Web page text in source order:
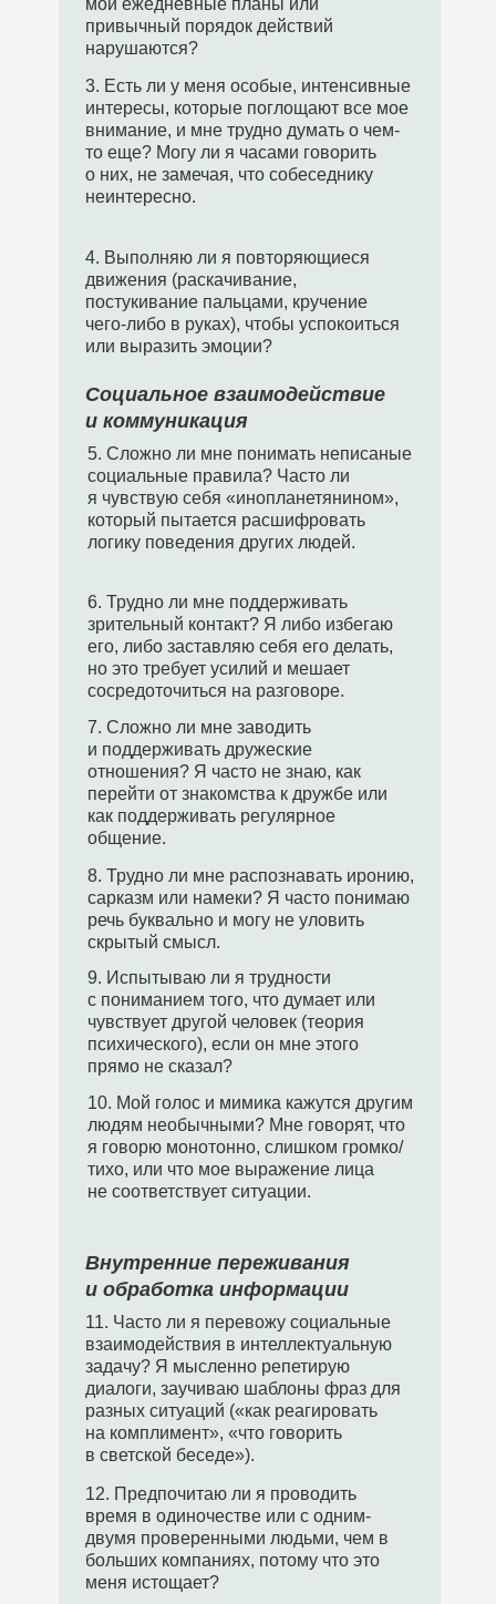
Социальное взаимодействие
и коммуникация
5. Сложно ли мне понимать неписаные
социальные правила? Часто ли
я чувствую себя «инопланетянином»,
который пытается расшифровать
логику поведения других людей.
6. Трудно ли мне поддерживать
зрительный контакт? Я либо избегаю
его, либо заставляю себя его делать,
но это требует усилий и мешает
сосредоточиться на разговоре.
7. Сложно ли мне заводить
и поддерживать дружеские
отношения? Я часто не знаю, как
перейти от знакомства к дружбе или
как поддерживать регулярное
общение.
8. Трудно ли мне распознавать иронию,
сарказм или намеки? Я часто понимаю
речь буквально и могу не уловить
скрытый смысл.
Внутренние переживания
и обработка информации
11. Часто ли я перевожу социальные
взаимодействия в интеллектуальную
задачу? Я мысленно репетирую
диалоги, заучиваю шаблоны фраз для
разных ситуаций («как реагировать
на комплимент», «что говорить
в светской беседе»).
12. Предпочитаю ли я проводить
время в одиночестве или с одним-
двумя проверенными людьми, чем в
больших компаниях, потому что это
меня истощает?
9. Испытываю ли я трудности
с пониманием того, что думает или
чувствует другой человек (теория
психического), если он мне этого
прямо не сказал?
10. Мой голос и мимика кажутся другим
людям необычными? Мне говорят, что
я говорю монотонно, слишком громко/
тихо, или что мое выражение лица
не соответствует ситуации.
мои ежедневные планы или
привычный порядок действий
нарушаются?
3. Есть ли у меня особые, интенсивные
интересы, которые поглощают все мое
внимание, и мне трудно думать о чем-
то еще? Могу ли я часами говорить
о них, не замечая, что собеседнику
неинтересно.
4. Выполняю ли я повторяющиеся
движения (раскачивание,
постукивание пальцами, кручение
чего-либо в руках), чтобы успокоиться
или выразить эмоции?